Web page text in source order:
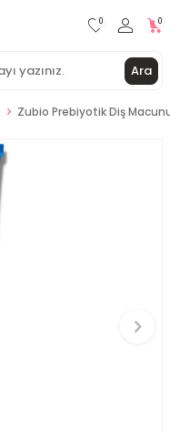
Ara
0 0
Zubio Prebiyotik Diş